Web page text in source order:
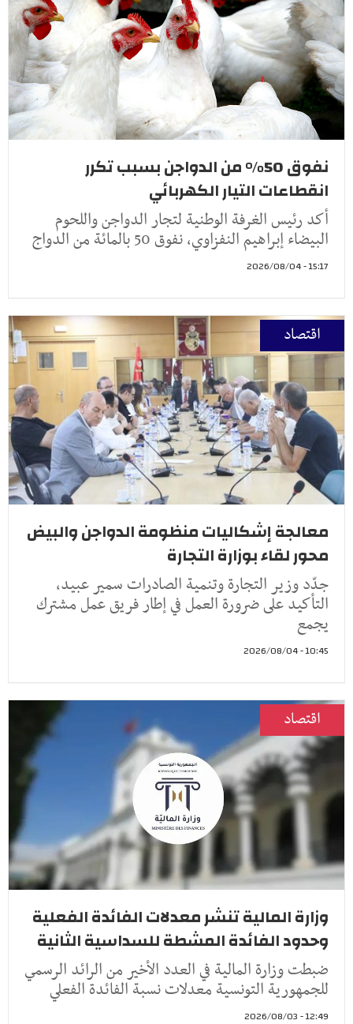
نفوق 50% من الدواجن بسبب تكرر
انقطاعات التيار الكهربائي
أكد رئيس الغرفة الوطنية لتجار الدواجن واللحوم
البيضاء إبراهيم النفزاوي، نفوق 50 بالمائة من الدواج
15:17 - 2026/08/04
اقتصاد
معالجة إشكاليات منظومة الدواجن والبيض
محور لقاء بوزارة التجارة
جدّد وزير التجارة وتنمية الصادرات سمير عبيد،
التأكيد على ضرورة العمل في إطار فريق عمل مشترك
يجمع
10:45 - 2026/08/04
اقتصاد
وزارة المالية تنشر معدلات الفائدة الفعلية
وحدود الفائدة المشطة للسداسية الثانية
ضبطت وزارة المالية في العدد الأخير من الرائد الرسمي
للجمهورية التونسية معدلات نسبة الفائدة الفعلي
12:49 - 2026/08/03